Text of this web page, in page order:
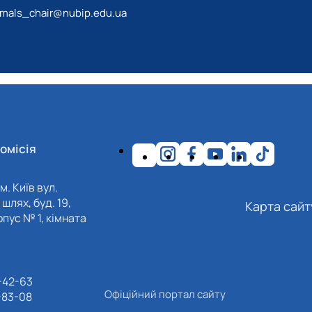
Київ вул.
шлях, буд. 19,
№ 1, кімната
63
08
Карта
Офіційний портал сайту